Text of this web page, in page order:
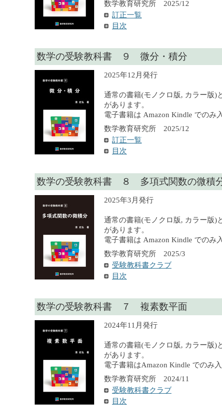
数学教育研究所 2025/12
訂正一覧
目次
数学の受験教科書 ９ 微分・積分
2025年12月発行
通常の書籍(モノクロ版, カラー版)
があります。
電子書籍は Amazon Kindle でのみ
数学教育研究所 2025/12
訂正一覧
目次
数学の受験教科書 ８ 多項式関数の微積
2025年3月発行
通常の書籍(モノクロ版, カラー版)
があります。
電子書籍は Amazon Kindle でのみ
数学教育研究所 2025/3
受験教科書クラブ
目次
数学の受験教科書 ７ 複素数平面
2024年11月発行
通常の書籍(モノクロ版, カラー版)
があります。
電子書籍はAmazon Kindle でのみ
数学教育研究所 2024/11
受験教科書クラブ
目次